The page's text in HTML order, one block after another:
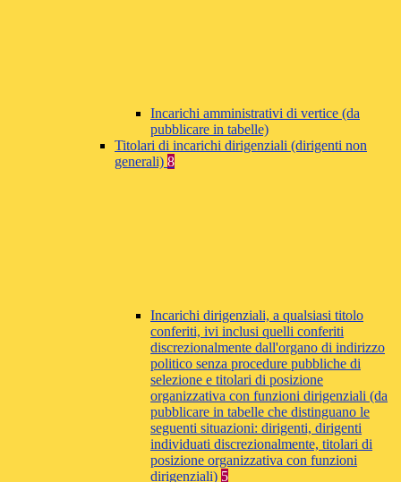
Incarichi amministrativi di vertice (da
pubblicare in tabelle)
Titolari di incarichi dirigenziali (dirigenti non
generali) 8
Incarichi dirigenziali, a qualsiasi titolo
conferiti, ivi inclusi quelli conferiti
discrezionalmente dall'organo di indirizzo
politico senza procedure pubbliche di
selezione e titolari di posizione
organizzativa con funzioni dirigenziali (da
pubblicare in tabelle che distinguano le
seguenti situazioni: dirigenti, dirigenti
individuati discrezionalmente, titolari di
posizione organizzativa con funzioni
dirigenziali) 5